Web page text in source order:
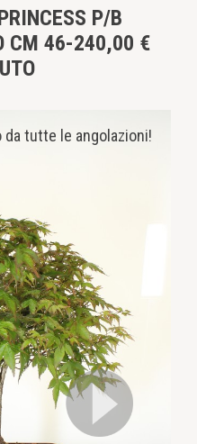
P/B
CM 46-240,00 €
da tutte le angolazioni!